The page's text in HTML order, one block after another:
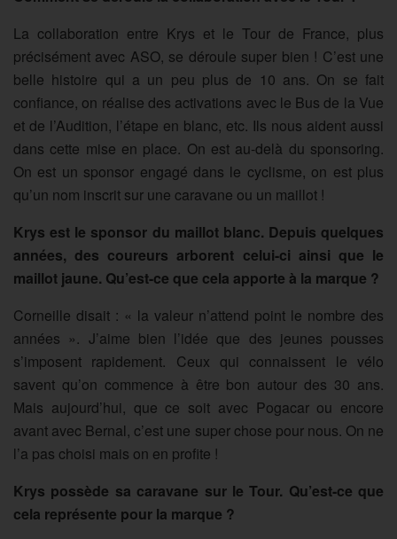
La collaboration entre Krys et le Tour de France, plus
précisément avec ASO, se déroule super bien ! C’est une
belle histoire qui a un peu plus de 10 ans. On se fait
confiance, on réalise des activations avec le Bus de la Vue
et de l’Audition, l’étape en blanc, etc. Ils nous aident aussi
dans cette mise en place. On est au-delà du sponsoring.
On est un sponsor engagé dans le cyclisme, on est plus
qu’un nom inscrit sur une caravane ou un maillot !
Krys est le sponsor du maillot blanc. Depuis quelques
années, des coureurs arborent celui-ci ainsi que le
maillot jaune. Qu’est-ce que cela apporte à la marque ?
Corneille disait : « la valeur n’attend point le nombre des
années ». J’aime bien l’idée que des jeunes pousses
s’imposent rapidement. Ceux qui connaissent le vélo
savent qu’on commence à être bon autour des 30 ans.
Mais aujourd’hui, que ce soit avec Pogacar ou encore
avant avec Bernal, c’est une super chose pour nous. On ne
l’a pas choisi mais on en profite !
Krys possède sa caravane sur le Tour. Qu’est-ce que
cela représente pour la marque ?